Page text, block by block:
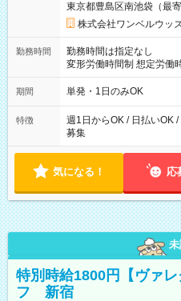
東京都豊島区南池袋（最
株式会社ワンベルウッ
勤務時間
勤務時間は指定なし
変形労働時間制 想定労働時間160時間/月
～21：00
期間 単発・1日のみOK
特徴
週1日からOK / 日払いOK
募集
気になる！ 応
特別時給1800円【ヴァ
フ 新宿